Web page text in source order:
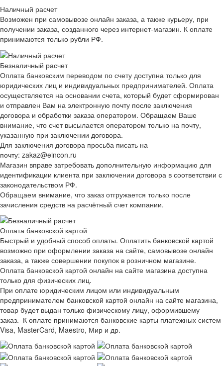
Наличный расчет
Возможен при самовывозе онлайн заказа, а также курьеру, при
получении заказа, созданного через интернет-магазин. К оплате
принимаются только рубли РФ.
Безналичный расчет
Оплата банковским переводом по счету доступна только для
юридических лиц и индивидуальных предпринимателей. Оплата
осуществляется на основании счета, который будет сформирован
и отправлен Вам на электронную почту после заключения
договора и обработки заказа оператором. Обращаем Ваше
внимание, что счет высылается оператором только на почту,
указанную при заключении договора.
Для заключения договора просьба писать на
почту: zakaz@eincon.ru
Магазин вправе затребовать дополнительную информацию для
идентификации клиента при заключении договора в соответствии с
законодательством РФ.
Обращаем внимание, что заказ отгружается только после
зачисления средств на расчётный счет компании.
Оплата банковской картой
Быстрый и удобный способ оплаты. Оплатить банковской картой
возможно при оформлении заказа на сайте, самовывозе онлайн
заказа, а также совершении покупок в розничном магазине.
Оплата банковской картой онлайн на сайте магазина доступна
только для физических лиц.
При оплате юридическим лицом или индивидуальным
предпринимателем банковской картой онлайн на сайте магазина,
товар будет выдан только физическому лицу, оформившему
заказ. К оплате принимаются банковские карты платежных систем
Visa, MasterCard, Maestro, Мир и др.